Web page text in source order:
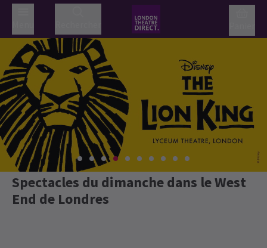
Spectacles du dimanche dans le West
End de Londres